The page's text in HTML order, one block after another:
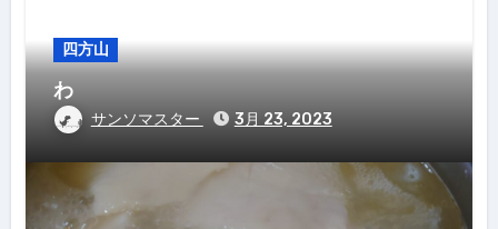
四方山
わ
サンソマスター 3月 23, 2023